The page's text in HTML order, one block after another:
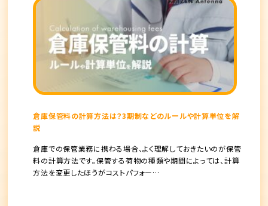
倉庫保管料の計算方法は？3期制などのルールや計算単位を解
説
倉庫での保管業務に携わる場合、よく理解しておきたいのが保管
料の計算方法です。保管する荷物の種類や期間によっては、計算
方法を変更したほうがコストパフォー…